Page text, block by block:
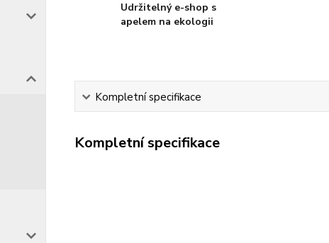
Udržitelný e-shop s
apelem na ekologii
Kompletní specifikace
Kompletní specifikace